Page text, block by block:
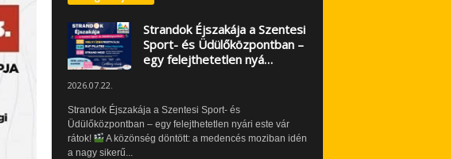
Strandok Éjszakája a Szentesi
Sport- és Üdülőközpontban –
egy felejthetetlen nyá…
2026.07.22.
Strandok Éjszakája a Szentesi Sport- és
Üdülőközpontban – egy felejthetetlen nyári este vár
rátok!
A közönség döntött: a medencés moziban idén
a nagy sikerű...